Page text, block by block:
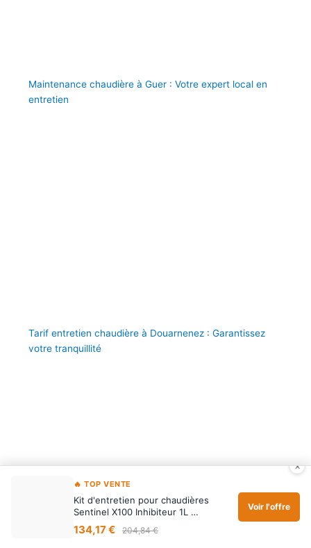
Maintenance chaudière à Guer : Votre expert local en
entretien
Tarif entretien chaudière à Douarnenez : Garantissez
votre tranquillité
Maintenance chaudière à Pornichet : Des prestations
×
🔥 TOP VENTE
Kit d'entretien pour chaudières
Sentinel X100 Inhibiteur 1L …
134,17 € 204,84 €
Voir l'offre